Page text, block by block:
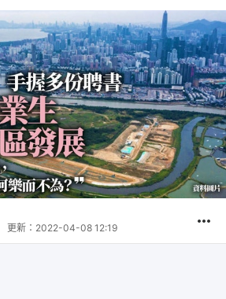
更新： 2022-04-08 12:19